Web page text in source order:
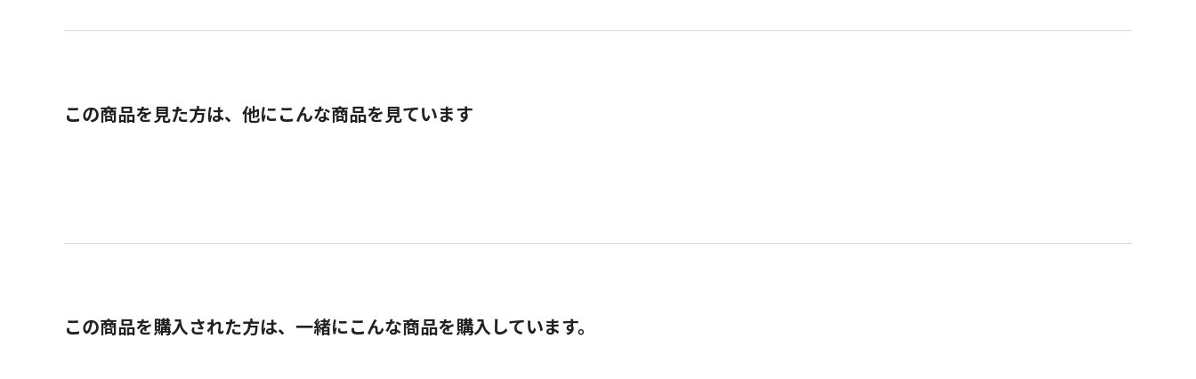
この商品を見た方は、他にこんな商品を見ています
この商品を購入された方は、一緒にこんな商品を購入しています。